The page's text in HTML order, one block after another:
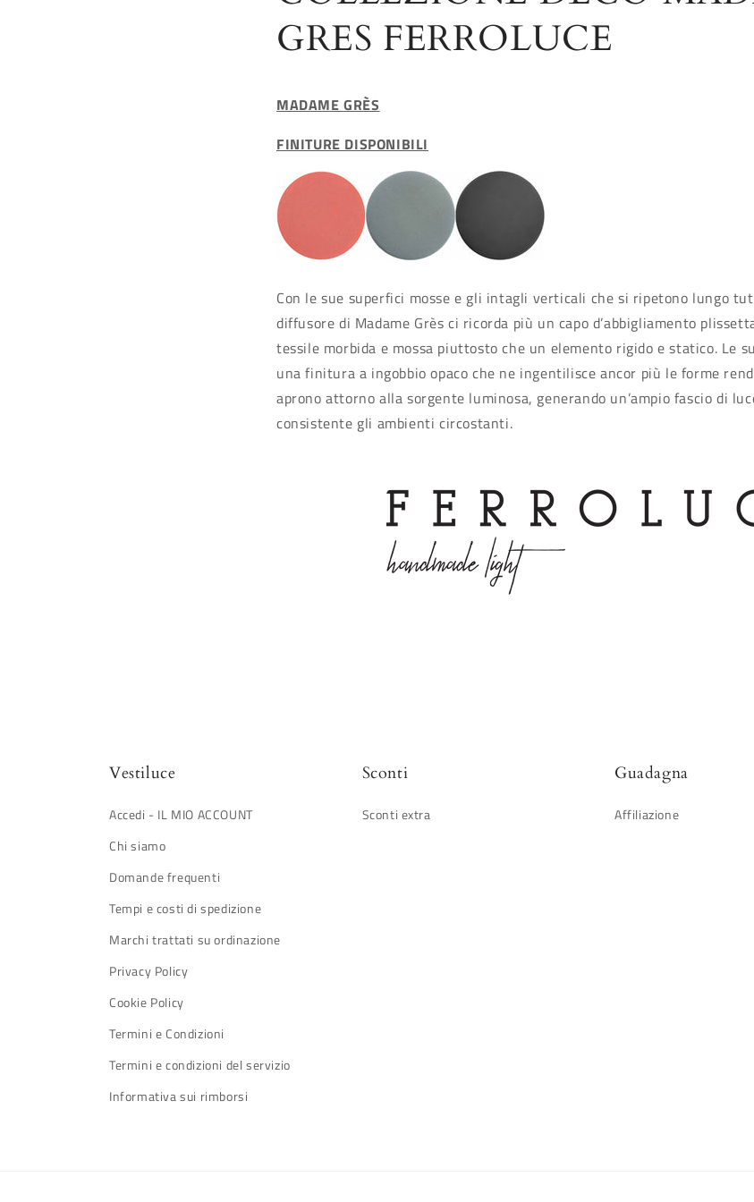
GRES FERROLUCE
MADAME GRÈS
FINITURE DISPONIBILI
Con le sue superfici mosse e gli intagli verticali che si ripetono lungo
diffusore di Madame Grès ci ricorda più un capo d’abbigliamento
tessile morbida e mossa piuttosto che un elemento rigido e statico. Le
una finitura a ingobbio opaco che ne ingentilisce ancor più le forme
aprono attorno alla sorgente luminosa, generando un’ampio fascio di
consistente gli ambienti circostanti.
Vestiluce
Accedi - IL MIO ACCOUNT
Chi siamo
Domande frequenti
Tempi e costi di spedizione
Marchi trattati su ordinazione
Privacy Policy
Cookie Policy
Termini e Condizioni
Termini e condizioni del servizio
Informativa sui rimborsi
Sconti
Sconti extra
Guadagna
Affiliazione